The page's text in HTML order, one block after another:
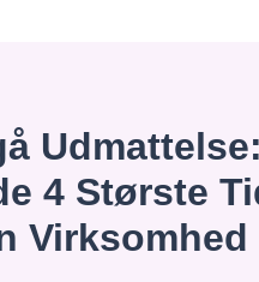
Udmattelse:
4 Største
Virksomhed